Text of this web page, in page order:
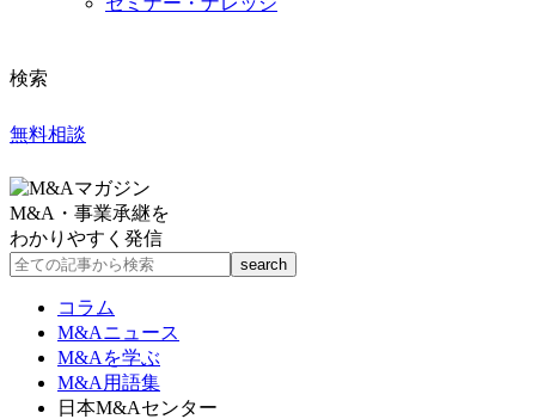
検索
無料相談
M&A・事業承継を
わかりやすく発信
コラム
M&Aニュース
M&Aを学ぶ
M&A用語集
日本M&Aセンター